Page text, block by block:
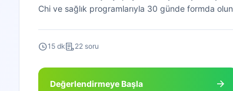
Chi ve sağlık programlarıyla 30 günde formda olun
15 dk 22 soru
Değerlendirmeye Başla